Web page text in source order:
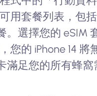
用套餐列表，包
。選擇您的 eSIM
您的 iPhone 14 將
滿足您的所有蜂窩